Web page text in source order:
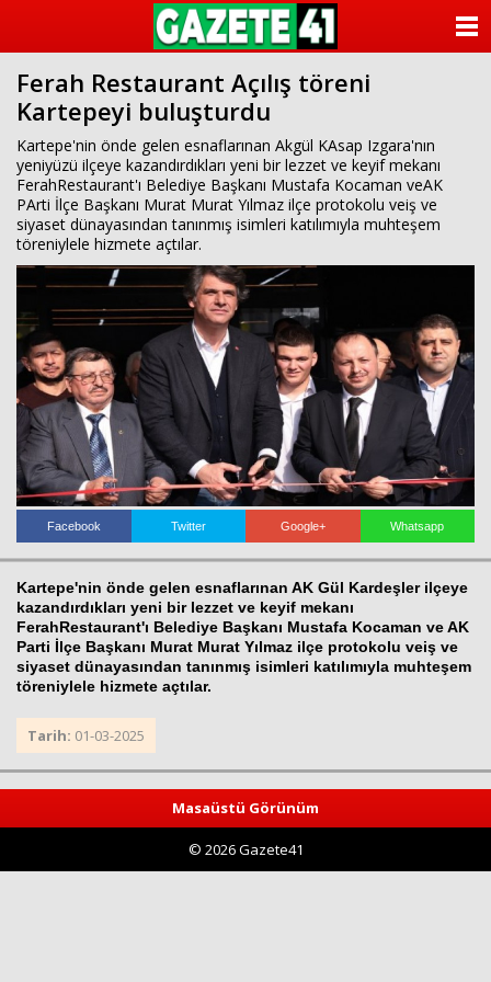
Ferah Restaurant Açılış töreni
Kartepeyi buluşturdu
Kartepe'nin önde gelen esnaflarınan Akgül KAsap Izgara'nın
yeniyüzü ilçeye kazandırdıkları yeni bir lezzet ve keyif mekanı
FerahRestaurant'ı Belediye Başkanı Mustafa Kocaman veAK
PArti İlçe Başkanı Murat Murat Yılmaz ilçe protokolu veiş ve
siyaset dünayasından tanınmış isimleri katılımıyla muhteşem
töreniylele hizmete açtılar.
Facebook Twitter Google+ Whatsapp
Kartepe'nin önde gelen esnaflarınan AK Gül Kardeşler ilçeye
kazandırdıkları yeni bir lezzet ve keyif mekanı
FerahRestaurant'ı Belediye Başkanı Mustafa Kocaman ve AK
Parti İlçe Başkanı Murat Murat Yılmaz ilçe protokolu veiş ve
siyaset dünayasından tanınmış isimleri katılımıyla muhteşem
töreniylele hizmete açtılar.
Tarih: 01-03-2025
Masaüstü Görünüm
© 2026 Gazete41
KATEGORİLER
ANKETLER
KÜNYE
İLETİŞİM